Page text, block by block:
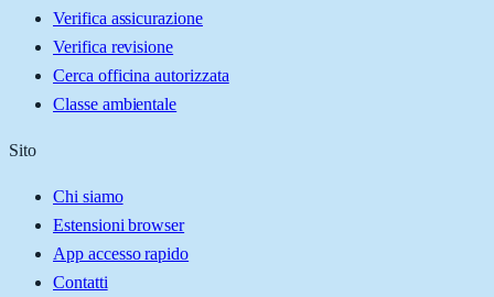
Verifica assicurazione
Verifica revisione
Cerca officina autorizzata
Classe ambientale
Sito
Chi siamo
Estensioni browser
App accesso rapido
Contatti